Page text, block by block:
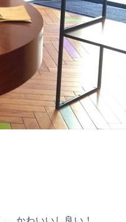
かわいいし良い！